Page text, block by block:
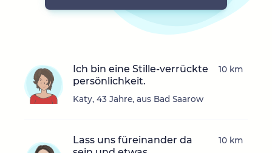
Ich bin eine Stille-verrückte
persönlichkeit.
Katy, 43 Jahre, aus Bad Saarow
10 km
Lass uns füreinander da
10 km